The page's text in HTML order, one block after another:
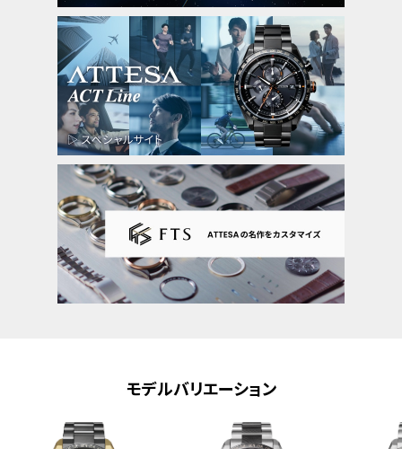
パーペチュアルカレンダー
デイ＆デイト表示
24時間表示
1/20秒クロノグラフ(60分計)
ダイレクトフライト
ワールドタイム機能(26時差)
サマータイム機能
パーフェックスマルチ3000(JIS1種耐磁、衝
撃検知機能、針自動補正機能、世界4エリ
ア受信)
日本製
メーカー保証
国際保証3年間(購入後1年以内にMY
CITIZENご登録で国内保証5年間)
モデルバリエーション